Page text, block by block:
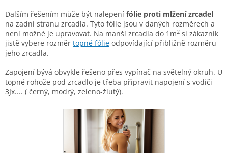
Dalším řešením může být nalepení fólie proti mlžení zrcadel
na zadní stranu zrcadla. Tyto fólie jsou v daných rozměrech a
není možné je upravovat. Na manší zrcadla do 1m2 si zákazník
jistě vybere rozměr topné fólie odpovídající přibližně rozměru
jeho zrcadla.
Zapojení bývá obvykle řešeno přes vypínač na světelný okruh. U
topné rohože pod zrcadlo je třeba připravit napojení s vodiči
3Jx.... ( černý, modrý, zeleno-žlutý).